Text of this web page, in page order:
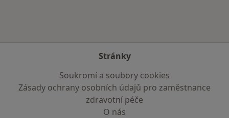
Stránky
Soukromí a soubory cookies
Zásady ochrany osobních údajů pro zaměstnance
zdravotní péče
O nás